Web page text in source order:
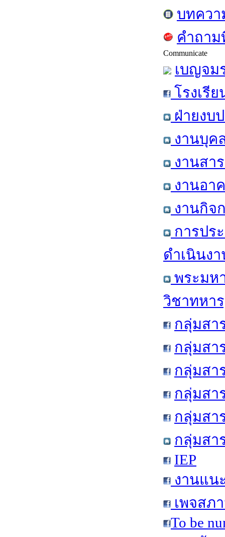
บทควา
คำถา
Communicate
เบญจม
โรงเรี
ฝ่ายงบ
งานบุค
งานสา
งานอา
งานกิจ
การปร
ดำเนินง
พระมห
วิชาทหา
กลุ่มสา
กลุ่มสา
กลุ่มสา
กลุ่มสา
กลุ่มสา
กลุ่มสา
IEP
งานแน
เพจสภ
To be